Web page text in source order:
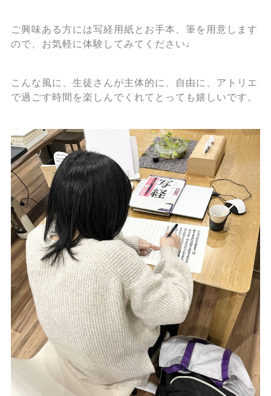
ご興味ある方には写経用紙とお手本、筆を用意します
ので、お気軽に体験してみてください♩
こんな風に、生徒さんが主体的に、自由に、アトリエ
で過ごす時間を楽しんでくれてとっても嬉しいです。